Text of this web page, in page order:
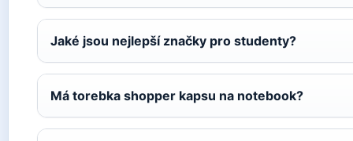
Jaké jsou nejlepší značky pro studenty?
Má torebka shopper kapsu na notebook?